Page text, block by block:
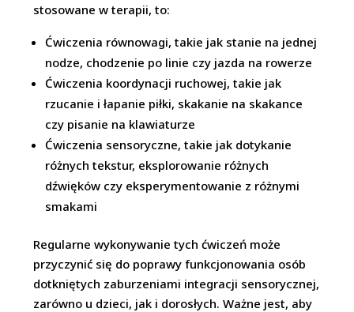
stosowane w terapii, to:
Ćwiczenia równowagi, takie jak stanie na jednej
nodze, chodzenie po linie czy jazda na rowerze
Ćwiczenia koordynacji ruchowej, takie jak
rzucanie i łapanie piłki, skakanie na skakance
czy pisanie na klawiaturze
Ćwiczenia sensoryczne, takie jak dotykanie
różnych tekstur, eksplorowanie różnych
dźwięków czy eksperymentowanie z różnymi
smakami
Regularne wykonywanie tych ćwiczeń może
przyczynić się do poprawy funkcjonowania osób
dotkniętych zaburzeniami integracji sensorycznej,
zarówno u dzieci, jak i dorosłych. Ważne jest, aby